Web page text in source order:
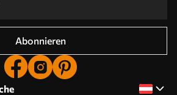
Abonnieren